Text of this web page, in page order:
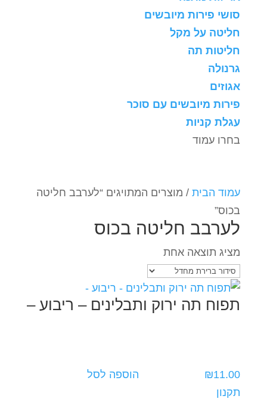
סושי פירות מיובשים
חליטה על מקל
חליטות תה
גרנולה
אגוזים
פירות מיובשים עם סוכר
עגלת קניות
בחרו עמוד
עמוד הבית/ מוצרים המתויגים “לערבב חליטה
בכוס”
לערבב חליטה בכוס
מציג תוצאה אחת
תפוח תה ירוק ותבלינים – ריבוע –
₪11.00
הוספה לסל
תקנון